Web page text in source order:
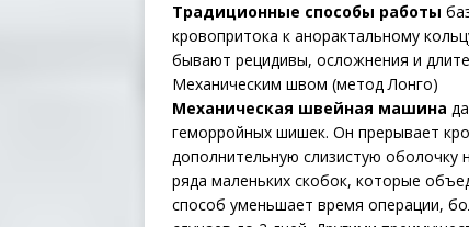
Традиционные способы работы
кровопритока к анорактальному
бывают рецидивы, осложнения и
Механическим швом (метод Лонго)
Механическая швейная машина
геморройных шишек. Он прерывает
дополнительную слизистую оболочку
ряда маленьких скобок, которые
способ уменьшает время операции,